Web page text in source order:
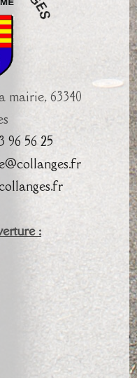
mairie, 63340
96 56 25
: